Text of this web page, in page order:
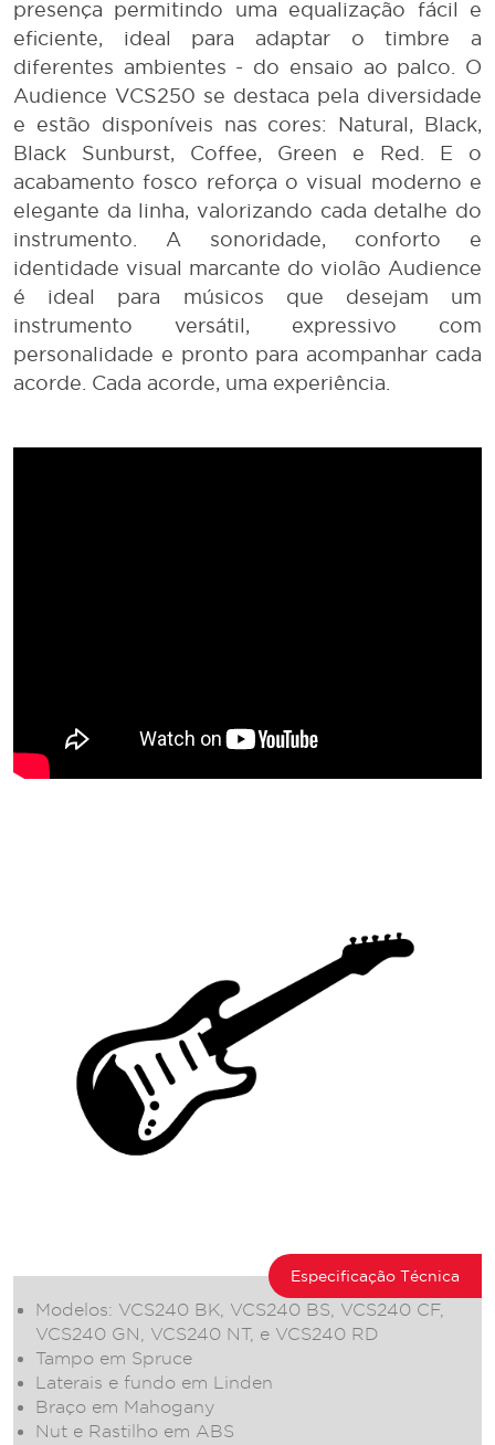
presença permitindo uma equalização fácil e
eficiente, ideal para adaptar o timbre a
diferentes ambientes - do ensaio ao palco. O
Audience VCS250 se destaca pela diversidade
e estão disponíveis nas cores: Natural, Black,
Black Sunburst, Coffee, Green e Red. E o
acabamento fosco reforça o visual moderno e
elegante da linha, valorizando cada detalhe do
instrumento. A sonoridade, conforto e
identidade visual marcante do violão Audience
é ideal para músicos que desejam um
instrumento versátil, expressivo com
personalidade e pronto para acompanhar cada
acorde. Cada acorde, uma experiência.
Modelos: VCS240 BK, VCS240 BS, VCS240 CF,
VCS240 GN, VCS240 NT, e VCS240 RD
Tampo em Spruce
Laterais e fundo em Linden
Braço em Mahogany
Nut e Rastilho em ABS
Especificação Técnica